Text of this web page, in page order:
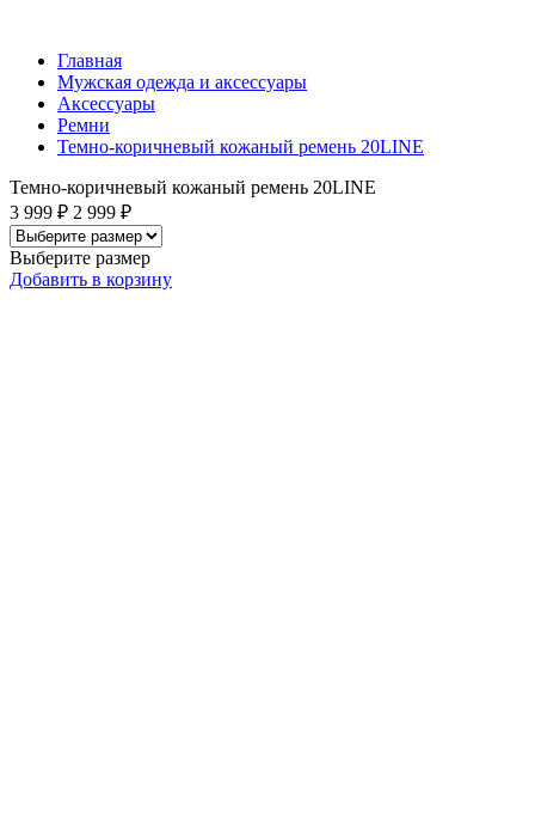
Главная
Мужская одежда и аксессуары
Аксессуары
Ремни
Темно-коричневый кожаный ремень 20LINE
Темно-коричневый кожаный ремень 20LINE
3 999 ₽ 2 999 ₽
Выберите размер
Добавить в корзину